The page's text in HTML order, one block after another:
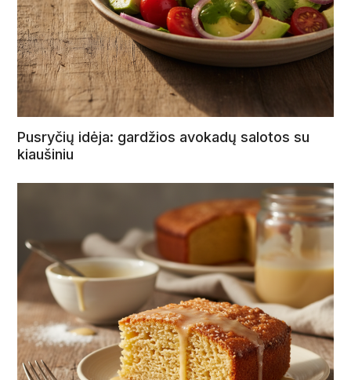
Pusryčių idėja: gardžios avokadų salotos su
kiaušiniu